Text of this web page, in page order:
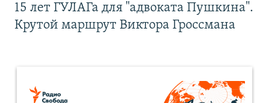
15 лет ГУЛАГа для "адвоката Пушкина".
Крутой маршрут Виктора Гроссмана